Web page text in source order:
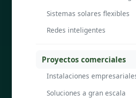
Sistemas solares flexibles
Redes inteligentes
Proyectos comerciales
Instalaciones
Soluciones a gran escala